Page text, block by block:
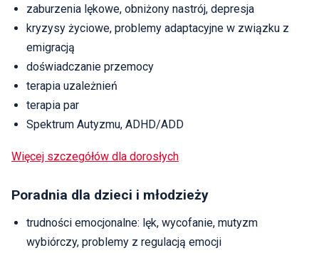
zaburzenia lękowe, obniżony nastrój, depresja
kryzysy życiowe, problemy adaptacyjne w związku z
emigracją
doświadczanie przemocy
terapia uzależnień
terapia par
Spektrum Autyzmu, ADHD/ADD
Więcej szczegółów dla dorosłych
Poradnia dla dzieci i młodzieży
trudności emocjonalne: lęk, wycofanie, mutyzm
wybiórczy, problemy z regulacją emocji